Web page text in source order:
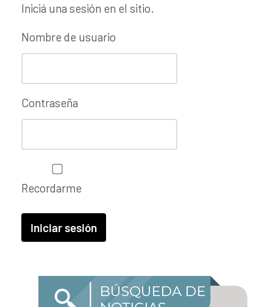
Iniciá una sesión en el sitio.
Nombre de usuario
Contraseña
Recordarme